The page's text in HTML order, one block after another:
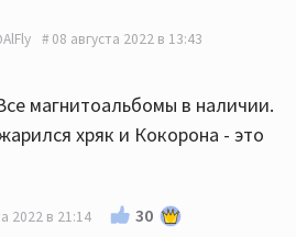
08 августа 2022 в 13:43
магнитоальбомы в наличии.
хряк и Кокорона - это
2022 в 21:14 30